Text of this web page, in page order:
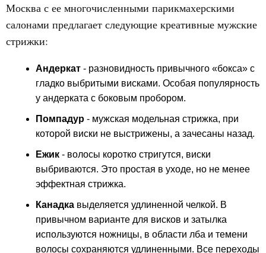
Москва с ее многочисленными парикмахерскими
салонами предлагает следующие креативные мужские
стрижки:
Андеркат - разновидность привычного «бокса» с
гладко выбритыми висками. Особая популярность
у андерката с боковым пробором.
Помпадур - мужская модельная стрижка, при
которой виски не выстрижены, а зачесаны назад.
Ежик - волосы коротко стригутся, виски
выбриваются. Это простая в уходе, но не менее
эффектная стрижка.
Канадка выделяется удлиненной челкой. В
привычном варианте для висков и затылка
используются ножницы, в области лба и темени
волосы сохраняются удлиненными. Все переходы